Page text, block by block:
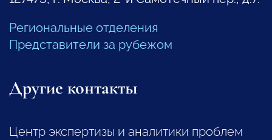
Региональные отделения
Представители за рубежом
Другие контакты
Центр экспертизы и аналитики проблем